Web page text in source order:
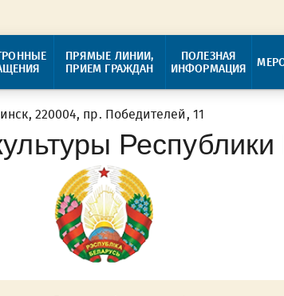
ПРЯМЫЕ ЛИНИИ,
ПРИЕМ ГРАЖДАН
ПОЛЕЗНАЯ
ИНФОРМАЦИЯ
220004, пр. Победителей, 11